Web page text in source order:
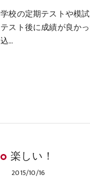
学校の定期テストや模
テスト後に成績が良か
込…
楽しい！
2015/10/16